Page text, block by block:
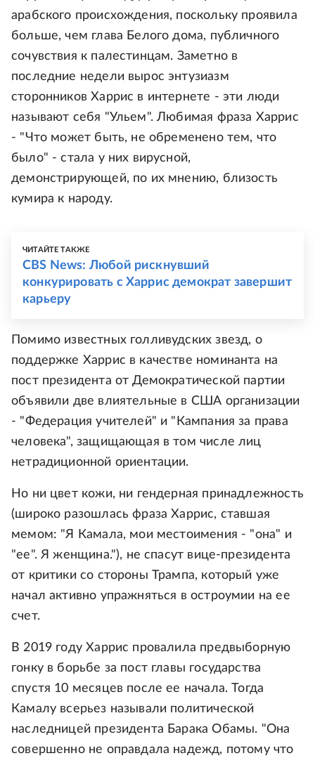
арабского происхождения, поскольку проявила
больше, чем глава Белого дома, публичного
сочувствия к палестинцам. Заметно в
последние недели вырос энтузиазм
сторонников Харрис в интернете - эти люди
называют себя "Ульем". Любимая фраза Харрис
- "Что может быть, не обременено тем, что
было" - стала у них вирусной,
демонстрирующей, по их мнению, близость
кумира к народу.
ЧИТАЙТЕ ТАКЖЕ
CBS News: Любой рискнувший
конкурировать с Харрис демократ завершит
карьеру
Помимо известных голливудских звезд, о
поддержке Харрис в качестве номинанта на
пост президента от Демократической партии
объявили две влиятельные в США организации
- "Федерация учителей" и "Кампания за права
человека", защищающая в том числе лиц
нетрадиционной ориентации.
Но ни цвет кожи, ни гендерная принадлежность
(широко разошлась фраза Харрис, ставшая
мемом: "Я Камала, мои местоимения - "она" и
"ее". Я женщина."), не спасут вице-президента
от критики со стороны Трампа, который уже
начал активно упражняться в остроумии на ее
счет.
В 2019 году Харрис провалила предвыборную
гонку в борьбе за пост главы государства
спустя 10 месяцев после ее начала. Тогда
Камалу всерьез называли политической
наследницей президента Барака Обамы. "Она
совершенно не оправдала надежд, потому что